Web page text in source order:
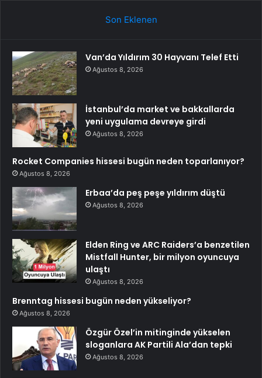
Son Eklenen
Van’da Yıldırım 30 Hayvanı Telef Etti
Ağustos 8, 2026
İstanbul’da market ve bakkallarda
yeni uygulama devreye girdi
Ağustos 8, 2026
Rocket Companies hissesi bugün neden toparlanıyor?
Ağustos 8, 2026
Erbaa’da peş peşe yıldırım düştü
Ağustos 8, 2026
Elden Ring ve ARC Raiders’a benzetilen
Mistfall Hunter, bir milyon oyuncuya
ulaştı
Ağustos 8, 2026
Brenntag hissesi bugün neden yükseliyor?
Ağustos 8, 2026
Özgür Özel’in mitinginde yükselen
sloganlara AK Partili Ala’dan tepki
Ağustos 8, 2026